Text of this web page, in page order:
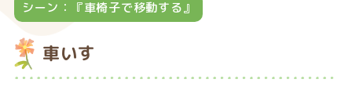
シーン：『車椅子で移動する』
車いす